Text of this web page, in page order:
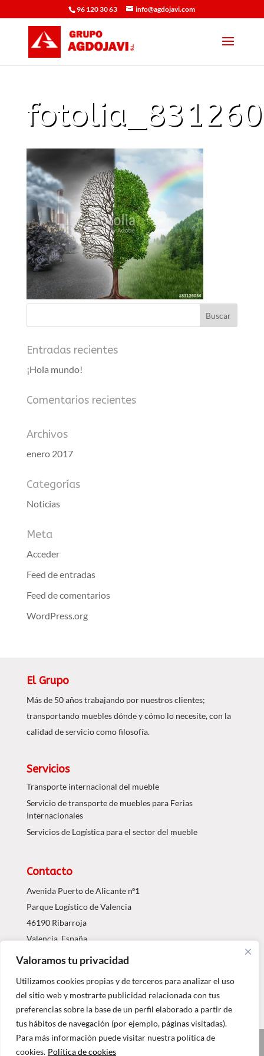
Valoramos tu privacidad
Utilizamos cookies propias y de terceros para analizar el uso
del sitio web y mostrarte publicidad relacionada con tus
preferencias sobre la base de un perfil elaborado a partir de
tus hábitos de navegación (por ejemplo, páginas visitadas).
Para más información puede visitar nuestra política de
cookies. Política de cookies
96 120 30 63 info@agdojavi.com
Entradas recientes
¡Hola mundo!
Comentarios recientes
Archivos
enero 2017
Categorías
Noticias
Meta
Acceder
Feed de entradas
Feed de comentarios
WordPress.org
El Grupo
Más de 50 años trabajando por nuestros clientes;
transportando muebles dónde y cómo lo necesite, con la
calidad de servicio como filosofía.
Servicios
Transporte internacional del mueble
Servicio de transporte de muebles para Ferias
Internacionales
Servicios de Logística para el sector del mueble
Contacto
Avenida Puerto de Alicante nº1
Parque Logístico de Valencia
46190 Ribarroja
Valencia, España
Tel.: 96 1203063
info@agdojavi.com
© 2017 - GRUPO AGDOJAVI